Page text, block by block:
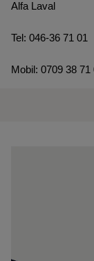
Alfa Laval
Tel: 046-36 71 01
Mobil: 0709 38 71